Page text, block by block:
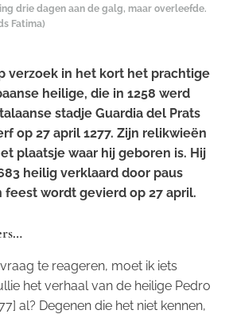
drie dagen aan de galg, maar overleefde.
Fatima)
verzoek in het kort het prachtige
heilige, die in 1258 werd
stadje Guardia del Prats
op 27 april 1277. Zijn relikwieën
plaatsje waar hij geboren is. Hij
heilig verklaard door paus
feest wordt gevierd op 27 april.
te reageren, moet ik iets
het verhaal van de heilige Pedro
al? Degenen die het niet kennen,